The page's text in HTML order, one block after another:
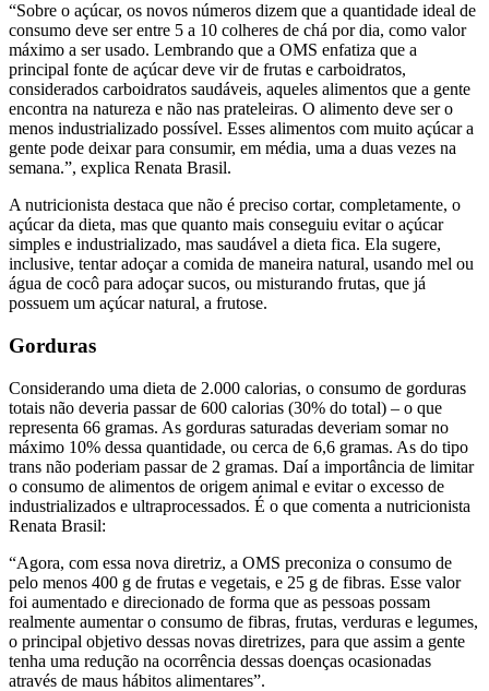
“Sobre o açúcar, os novos números dizem que a quantidade ideal de
consumo deve ser entre 5 a 10 colheres de chá por dia, como valor
máximo a ser usado. Lembrando que a OMS enfatiza que a
principal fonte de açúcar deve vir de frutas e carboidratos,
considerados carboidratos saudáveis, aqueles alimentos que a gente
encontra na natureza e não nas prateleiras. O alimento deve ser o
menos industrializado possível. Esses alimentos com muito açúcar a
gente pode deixar para consumir, em média, uma a duas vezes na
semana.”, explica Renata Brasil.
A nutricionista destaca que não é preciso cortar, completamente, o
açúcar da dieta, mas que quanto mais conseguiu evitar o açúcar
simples e industrializado, mas saudável a dieta fica. Ela sugere,
inclusive, tentar adoçar a comida de maneira natural, usando mel ou
água de cocô para adoçar sucos, ou misturando frutas, que já
possuem um açúcar natural, a frutose.
Gorduras
Considerando uma dieta de 2.000 calorias, o consumo de gorduras
totais não deveria passar de 600 calorias (30% do total) – o que
representa 66 gramas. As gorduras saturadas deveriam somar no
máximo 10% dessa quantidade, ou cerca de 6,6 gramas. As do tipo
trans não poderiam passar de 2 gramas. Daí a importância de limitar
o consumo de alimentos de origem animal e evitar o excesso de
industrializados e ultraprocessados. É o que comenta a nutricionista
Renata Brasil:
“Agora, com essa nova diretriz, a OMS preconiza o consumo de
pelo menos 400 g de frutas e vegetais, e 25 g de fibras. Esse valor
foi aumentado e direcionado de forma que as pessoas possam
realmente aumentar o consumo de fibras, frutas, verduras e legumes,
o principal objetivo dessas novas diretrizes, para que assim a gente
tenha uma redução na ocorrência dessas doenças ocasionadas
através de maus hábitos alimentares”.